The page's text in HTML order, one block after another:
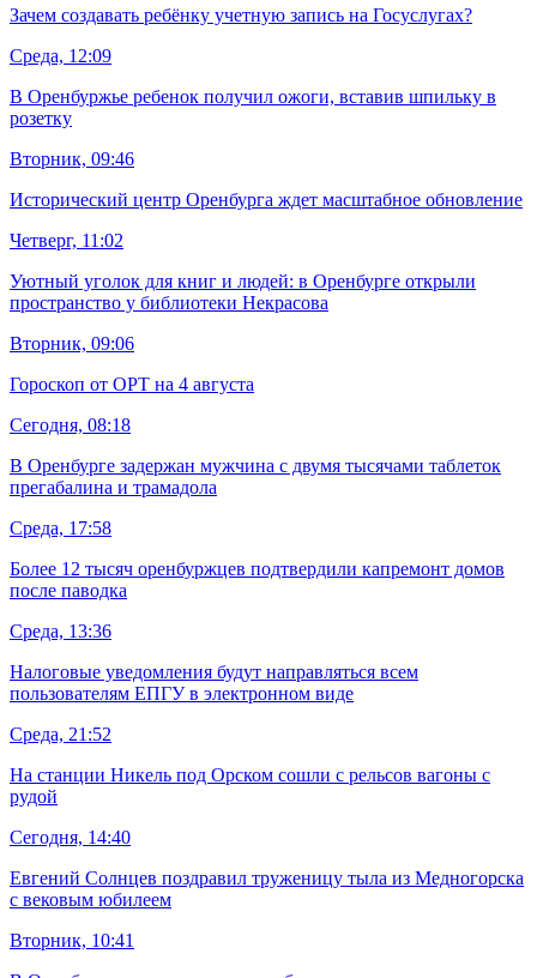
Зачем создавать ребёнку учетную запись на Госуслугах?
Среда, 12:09
В Оренбуржье ребенок получил ожоги, вставив шпильку в
розетку
Вторник, 09:46
Исторический центр Оренбурга ждет масштабное обновление
Четверг, 11:02
Уютный уголок для книг и людей: в Оренбурге открыли
пространство у библиотеки Некрасова
Вторник, 09:06
Гороскоп от ОРТ на 4 августа
Сегодня, 08:18
В Оренбурге задержан мужчина с двумя тысячами таблеток
прегабалина и трамадола
Среда, 17:58
Более 12 тысяч оренбуржцев подтвердили капремонт домов
после паводка
Среда, 13:36
Налоговые уведомления будут направляться всем
пользователям ЕПГУ в электронном виде
Среда, 21:52
На станции Никель под Орском сошли с рельсов вагоны с
рудой
Сегодня, 14:40
Евгений Солнцев поздравил труженицу тыла из Медногорска
с вековым юбилеем
Вторник, 10:41